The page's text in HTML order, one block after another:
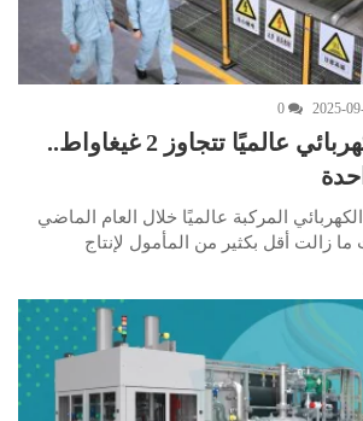
2025-
0
قدرة التحليل الكهربائي عالميًا تتجاوز 2 غيغاواط..
المركبة عالميًا خلال العام الماضي
ما زالت أقل بكثير من المأمول لإنتاج